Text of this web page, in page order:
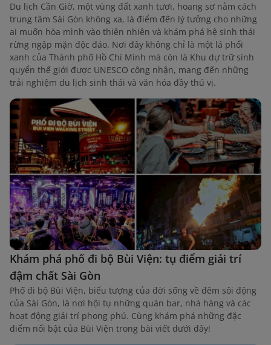
Du lịch Cần Giờ, một vùng đất xanh tươi, hoang sơ nằm cách
trung tâm Sài Gòn không xa, là điểm đến lý tưởng cho những
ai muốn hòa mình vào thiên nhiên và khám phá hệ sinh thái
rừng ngập mặn độc đáo. Nơi đây không chỉ là một lá phổi
xanh của Thành phố Hồ Chí Minh mà còn là Khu dự trữ sinh
quyển thế giới được UNESCO công nhận, mang đến những
trải nghiệm du lịch sinh thái và văn hóa đầy thú vị.
Khám phá phố đi bộ Bùi Viện: tụ điểm giải trí
đậm chất Sài Gòn
Phố đi bộ Bùi Viện, biểu tượng của đời sống về đêm sôi động
của Sài Gòn, là nơi hội tụ những quán bar, nhà hàng và các
hoạt động giải trí phong phú. Cùng khám phá những đặc
điểm nổi bật của Bùi Viện trong bài viết dưới đây!